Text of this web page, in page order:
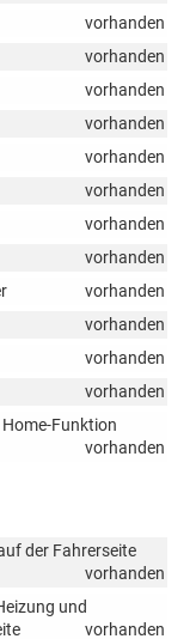
vorhanden
vorhanden
vorhanden
vorhanden
vorhanden
vorhanden
vorhanden
vorhanden
vorhanden
vorhanden
vorhanden
vorhanden
Funktion
vorhanden
der Fahrerseite
vorhanden
und
vorhanden